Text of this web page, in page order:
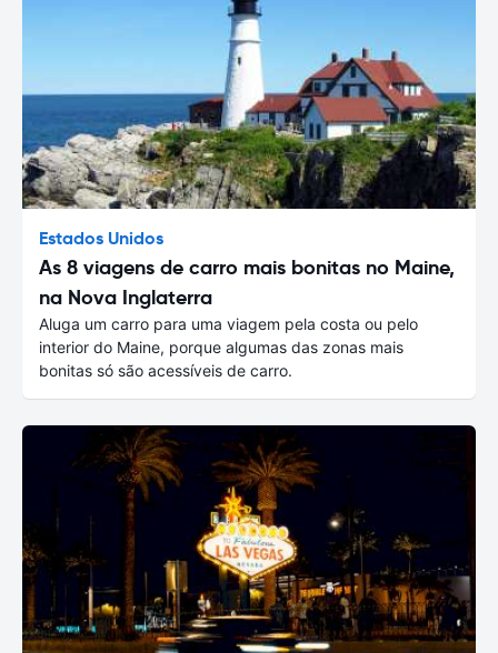
Estados Unidos
As 8 viagens de carro mais bonitas no Maine,
na Nova Inglaterra
Aluga um carro para uma viagem pela costa ou pelo
interior do Maine, porque algumas das zonas mais
bonitas só são acessíveis de carro.